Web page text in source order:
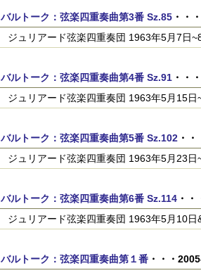
バルトーク：弦楽四重奏曲第3番 Sz.85・・
ジュリアード弦楽四重奏団 1963年5月7日
バルトーク：弦楽四重奏曲第4番 Sz.91・・
ジュリアード弦楽四重奏団 1963年5月15日
バルトーク：弦楽四重奏曲第5番 Sz.102・・
ジュリアード弦楽四重奏団 1963年5月23日
バルトーク：弦楽四重奏曲第6番 Sz.114・・
ジュリアード弦楽四重奏団 1963年5月10日
バルトーク：弦楽四重奏曲第１番・・・